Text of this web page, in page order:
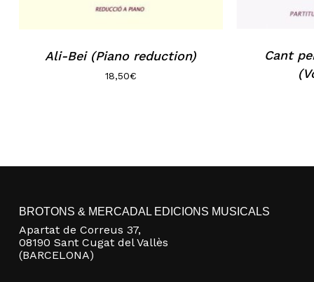
Ali-Bei (Piano reduction)
18,50€
Cant
BROTONS & MERCADAL EDICIONS MUSICALS
Apartat de Correus 37,
08190 Sant Cugat del Vallès
(BARCELONA)